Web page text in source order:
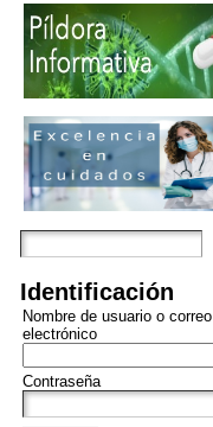
Identificación
Nombre de usuario o correo
electrónico
Contraseña